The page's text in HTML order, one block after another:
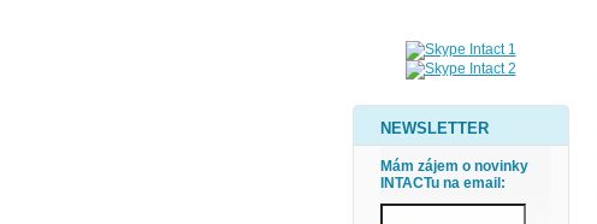
NEWSLETTER
Mám zájem o novinky
INTACTu na email: